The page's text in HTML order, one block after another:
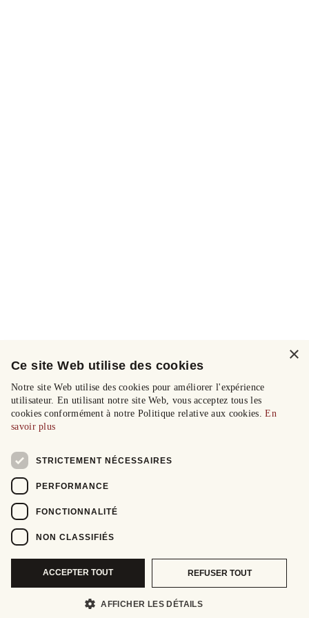
×
Ce site Web utilise des cookies
Notre site Web utilise des cookies pour améliorer l'expérience
utilisateur. En utilisant notre site Web, vous acceptez tous les
cookies conformément à notre Politique relative aux cookies.En
savoir plus
STRICTEMENT NÉCESSAIRES
PERFORMANCE
FONCTIONNALITÉ
NON CLASSIFIÉS
ACCEPTER TOUT REFUSER TOUT
AFFICHER LES DÉTAILS